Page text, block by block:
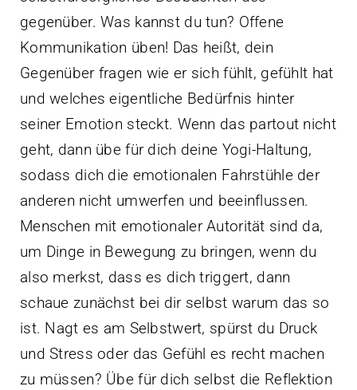
gegenüber. Was kannst du tun? Offene
Kommunikation üben! Das heißt, dein
Gegenüber fragen wie er sich fühlt, gefühlt hat
und welches eigentliche Bedürfnis hinter
seiner Emotion steckt. Wenn das partout nicht
geht, dann übe für dich deine Yogi-Haltung,
sodass dich die emotionalen Fahrstühle der
anderen nicht umwerfen und beeinflussen.
Menschen mit emotionaler Autorität sind da,
um Dinge in Bewegung zu bringen, wenn du
also merkst, dass es dich triggert, dann
schaue zunächst bei dir selbst warum das so
ist. Nagt es am Selbstwert, spürst du Druck
und Stress oder das Gefühl es recht machen
zu müssen? Übe für dich selbst die Reflektion